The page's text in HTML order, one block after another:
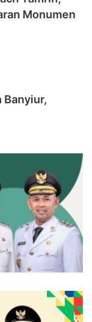
Monumen
Banyiur,